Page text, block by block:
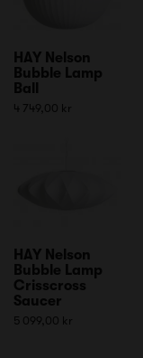
HAY Nelson
Bubble Lamp
Ball
4 749,00 kr
HAY Nelson
Bubble Lamp
Crisscross
Saucer
5 099,00 kr